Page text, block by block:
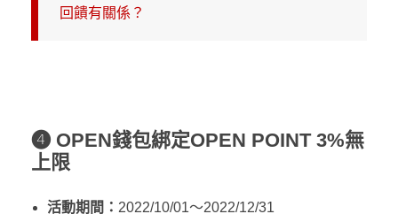
回饋有關係？
❹ OPEN錢包綁定OPEN POINT 3%無
上限
活動期間： 2022/10/01～2022/12/31